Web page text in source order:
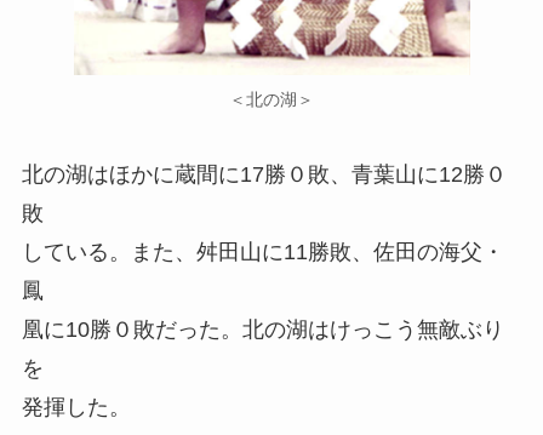
＜北の湖＞
北の湖はほかに蔵間に17勝０敗、青葉山に12勝０
敗
している。また、舛田山に11勝敗、佐田の海父・
鳳
凰に10勝０敗だった。北の湖はけっこう無敵ぶり
を
発揮した。